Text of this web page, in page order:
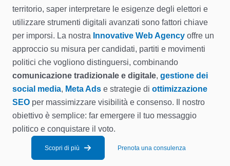
territorio, saper interpretare le esigenze degli elettori e
utilizzare strumenti digitali avanzati sono fattori chiave
per imporsi. La nostra Innovative Web Agency offre un
approccio su misura per candidati, partiti e movimenti
politici che vogliono distinguersi, combinando
comunicazione tradizionale e digitale, gestione dei
social media, Meta Ads e strategie di ottimizzazione
SEO per massimizzare visibilità e consenso. Il nostro
obiettivo è semplice: far emergere il tuo messaggio
politico e conquistare il voto.
Scopri di più Prenota una consulenza